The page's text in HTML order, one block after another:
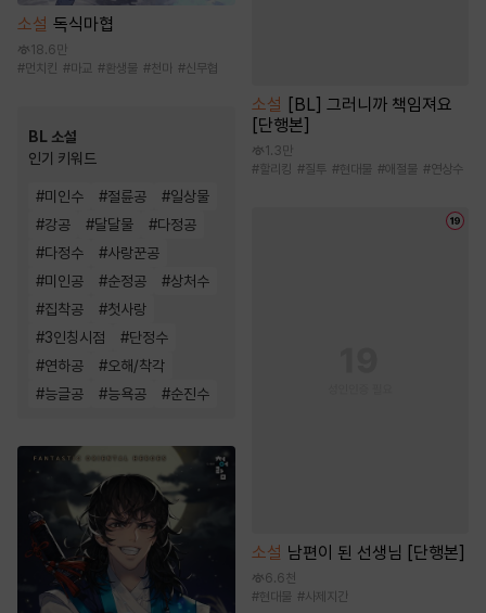
소설 독식마협
18.6만
#먼치킨 #마교 # 환생물 #천마 #신무협
BL 소설
인기 키워드
#미인수 #절륜공 #일상물
#강공 #달달물 #다정공
#다정수 #사랑꾼공
#미인공 #순정공 #상처수
#집착공 #첫사랑
#3인칭시점 #단정수
#연하공 #오해/착각
#능글공 #능욕공 #순진수
소설 [BL] 그러니까 책임져요
[단행본]
1.3만
#할리킹 #질투 #현대물 #애절물 #연상수
소설 남편이 된 선생님 [단행본]
6.6천
#현대물 #사제지간